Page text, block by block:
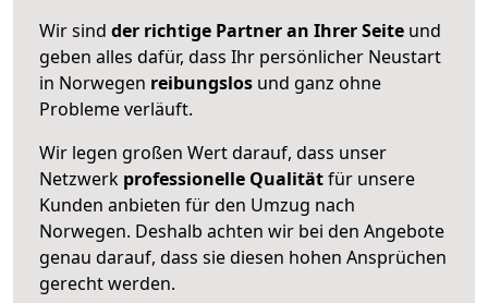
Wir sind der richtige Partner an Ihrer Seite und
geben alles dafür, dass Ihr persönlicher Neustart
in Norwegen reibungslos und ganz ohne
Probleme verläuft.
Wir legen großen Wert darauf, dass unser
Netzwerk professionelle Qualitätfür unsere
Kunden anbieten für den Umzug nach
Norwegen. Deshalb achten wir bei den Angebote
genau darauf, dass sie diesen hohen Ansprüchen
gerecht werden.